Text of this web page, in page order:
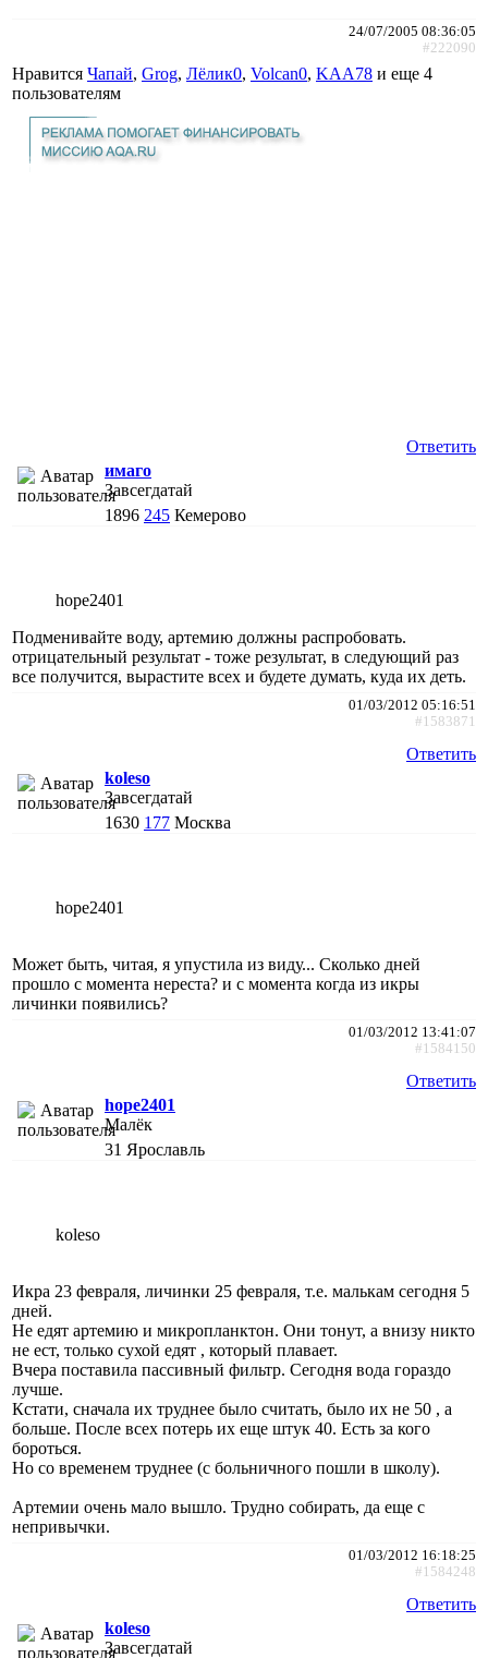
24/07/2005 08:36:05
#222090
Нравится Чапай, Grog, Лёлик0, Volcan0, KAA78 и еще 4
пользователям
Ответить
имаго
Завсегдатай
1896 245 Кемерово
hope2401
Подменивайте воду, артемию должны распробовать.
отрицательный результат - тоже результат, в следующий раз
все получится, вырастите всех и будете думать, куда их деть.
01/03/2012 05:16:51
#1583871
Ответить
koleso
Завсегдатай
1630 177 Москва
hope2401
Может быть, читая, я упустила из виду... Сколько дней
прошло с момента нереста? и с момента когда из икры
личинки появились?
01/03/2012 13:41:07
#1584150
Ответить
hope2401
Малёк
31 Ярославль
koleso
Икра 23 февраля, личинки 25 февраля, т.е. малькам сегодня 5
дней.
Не едят артемию и микропланктон. Они тонут, а внизу никто
не ест, только сухой едят , который плавает.
Вчера поставила пассивный фильтр. Сегодня вода гораздо
лучше.
Кстати, сначала их труднее было считать, было их не 50 , а
больше. После всех потерь их еще штук 40. Есть за кого
бороться.
Но со временем труднее (с больничного пошли в школу).
Артемии очень мало вышло. Трудно собирать, да еще с
непривычки.
01/03/2012 16:18:25
#1584248
Ответить
koleso
Завсегдатай